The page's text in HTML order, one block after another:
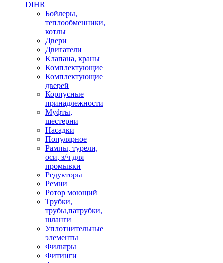
DIHR
Бойлеры,
теплообменники,
котлы
Двери
Двигатели
Клапана, краны
Комплектующие
Комплектующие
дверей
Корпусные
принадлежности
Муфты,
шестерни
Насадки
Популярное
Рампы, турели,
оси, з/ч для
промывки
Редукторы
Ремни
Ротор моющий
Трубки,
трубы,патрубки,
шланги
Уплотнительные
элементы
Фильтры
Фитинги